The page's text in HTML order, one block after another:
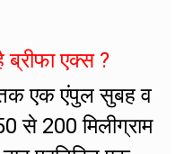
एक्स ?
एक एंपुल सुबह व
से 200 मिलीग्राम